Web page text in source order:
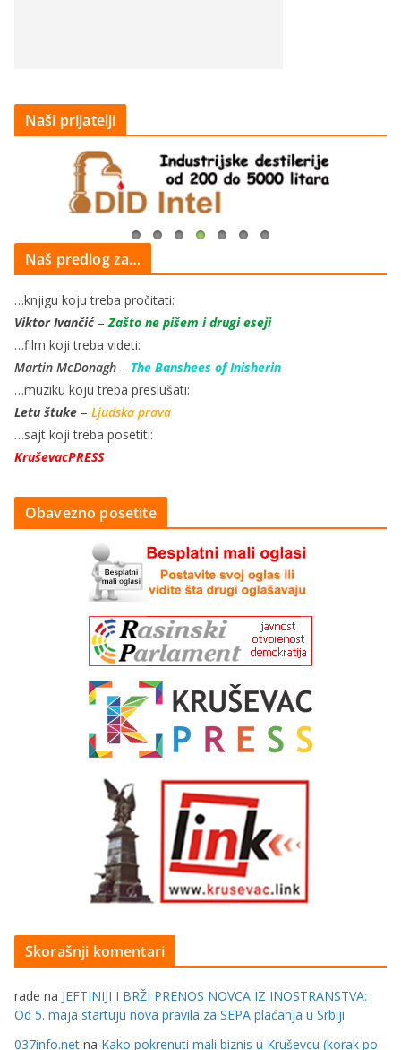
Naši prijatelji
Naš predlog za…
…knjigu koju treba pročitati:
Viktor Ivančić–Zašto ne pišem i drugi eseji
…film koji treba videti:
Martin McDonagh – The Banshees of Inisherin
…muziku koju treba preslušati:
Letu štuke – Ljudska prava
…sajt koji treba posetiti:
KruševacPRESS
Obavezno posetite
Skorašnji komentari
rade na JEFTINIJI I BRŽI PRENOS NOVCA IZ INOSTRANSTVA:
Od 5. maja startuju nova pravila za SEPA plaćanja u Srbiji
037info.net na Kako pokrenuti mali biznis u Kruševcu (korak po